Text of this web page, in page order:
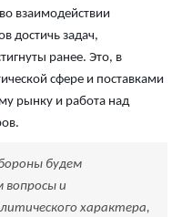
взаимодействии
достичь задач,
ранее. Это, в
сфере и поставками
рынку и работа над
будем
вопросы и
характера,